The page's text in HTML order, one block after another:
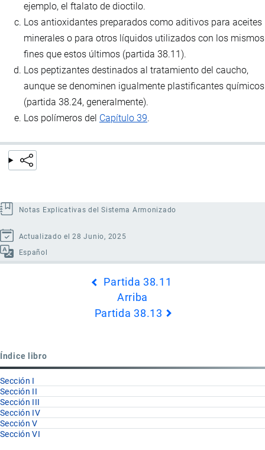
ejemplo, el ftalato de dioctilo.
Los antioxidantes preparados como aditivos para aceites
minerales o para otros líquidos utilizados con los mismos
fines que estos últimos (partida 38.11).
Los peptizantes destinados al tratamiento del caucho,
aunque se denominen igualmente plastificantes químicos
(partida 38.24, generalmente).
Los polímeros del Capítulo 39.
Notas Explicativas del Sistema Armonizado
Actualizado el 28 Junio, 2025
Español
Partida 38.11
Arriba
Partida 38.13
Índice libro
Sección I
Sección II
Sección III
Sección IV
Sección V
Sección VI